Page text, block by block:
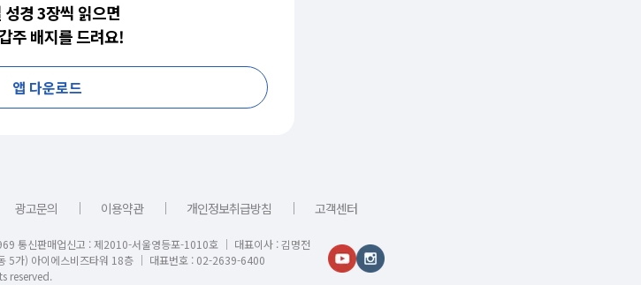
성경 3장씩 읽으면
주 배지를 드려요!
앱 다운로드
광고문의 ｜ 이용약관 ｜ 개인정보취급방침 ｜ 고객센터
통신판매업신고 : 제2010-서울영등포-1010호 │ 대표이사 : 김명전
5가) 아이에스비즈타워 18층 │ 대표번호 : 02-2639-6400
reserved.